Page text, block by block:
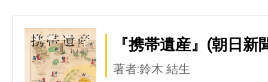
『携帯遺産』(朝日新
著者:鈴木 結生